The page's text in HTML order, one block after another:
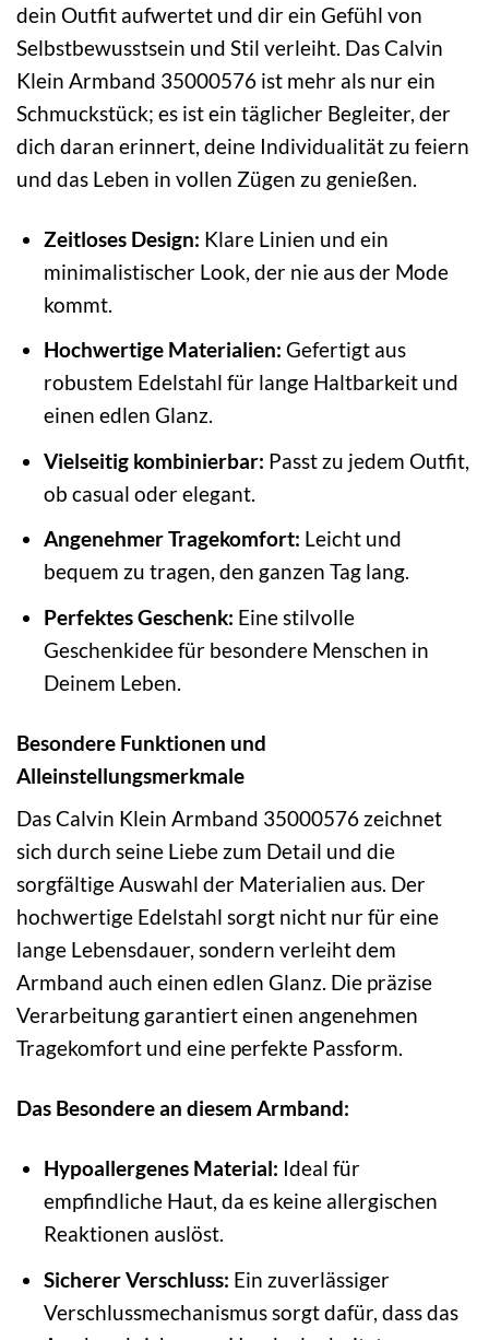
dein Outfit aufwertet und dir ein Gefühl von
Selbstbewusstsein und Stil verleiht. Das Calvin
Klein Armband 35000576 ist mehr als nur ein
Schmuckstück; es ist ein täglicher Begleiter, der
dich daran erinnert, deine Individualität zu feiern
und das Leben in vollen Zügen zu genießen.
Zeitloses Design: Klare Linien und ein
minimalistischer Look, der nie aus der Mode
kommt.
Hochwertige Materialien: Gefertigt aus
robustem Edelstahl für lange Haltbarkeit und
einen edlen Glanz.
Vielseitig kombinierbar: Passt zu jedem Outfit,
ob casual oder elegant.
Angenehmer Tragekomfort: Leicht und
bequem zu tragen, den ganzen Tag lang.
Perfektes Geschenk: Eine stilvolle
Geschenkidee für besondere Menschen in
Deinem Leben.
Besondere Funktionen und
Alleinstellungsmerkmale
Das Calvin Klein Armband 35000576 zeichnet
sich durch seine Liebe zum Detail und die
sorgfältige Auswahl der Materialien aus. Der
hochwertige Edelstahl sorgt nicht nur für eine
lange Lebensdauer, sondern verleiht dem
Armband auch einen edlen Glanz. Die präzise
Verarbeitung garantiert einen angenehmen
Tragekomfort und eine perfekte Passform.
Das Besondere an diesem Armband:
Hypoallergenes Material: Ideal für
empfindliche Haut, da es keine allergischen
Reaktionen auslöst.
Sicherer Verschluss: Ein zuverlässiger
Verschlussmechanismus sorgt dafür, dass das